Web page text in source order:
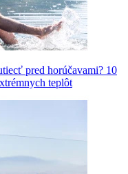
pred horúčavami? 10
teplôt